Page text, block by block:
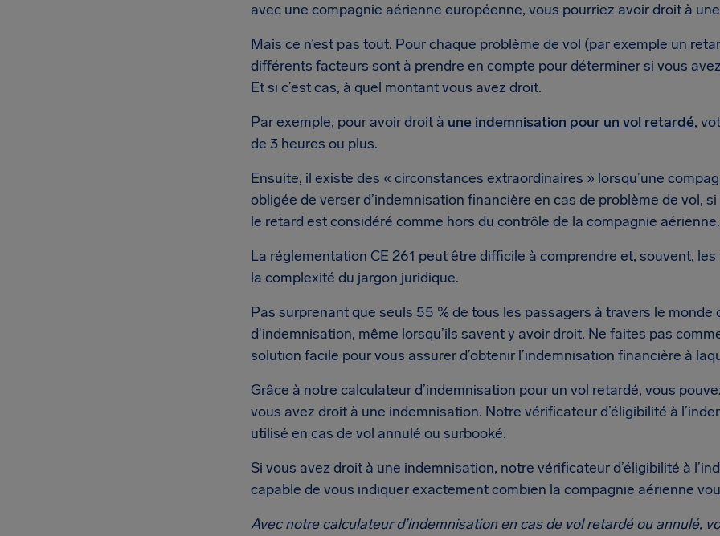
avec une compagnie aérienne européenne, vous pourriez avoir droit à
Mais ce n’est pas tout. Pour chaque problème de vol (par exemple un
différents facteurs sont à prendre en compte pour déterminer si vous
Et si c’est cas, à quel montant vous avez droit.
Par exemple, pour avoir droit à une indemnisation pour un vol retardé,
de 3 heures ou plus.
Ensuite, il existe des « circonstances extraordinaires » lorsqu’une
obligée de verser d’indemnisation financière en cas de problème de vol,
le retard est considéré comme hors du contrôle de la compagnie aérienne.
La réglementation CE 261 peut être difficile à comprendre et, souvent,
la complexité du jargon juridique.
Pas surprenant que seuls 55 % de tous les passagers à travers le
d'indemnisation, même lorsqu’ils savent y avoir droit. Ne faites pas
solution facile pour vous assurer d’obtenir l’indemnisation financière à
Grâce à notre calculateur d’indemnisation pour un vol retardé, vous
vous avez droit à une indemnisation. Notre vérificateur d’éligibilité à
utilisé en cas de vol annulé ou surbooké.
Si vous avez droit à une indemnisation, notre vérificateur d’éligibilité à
capable de vous indiquer exactement combien la compagnie aérienne
Avec notre calculateur d’indemnisation en cas de vol retardé ou annulé,